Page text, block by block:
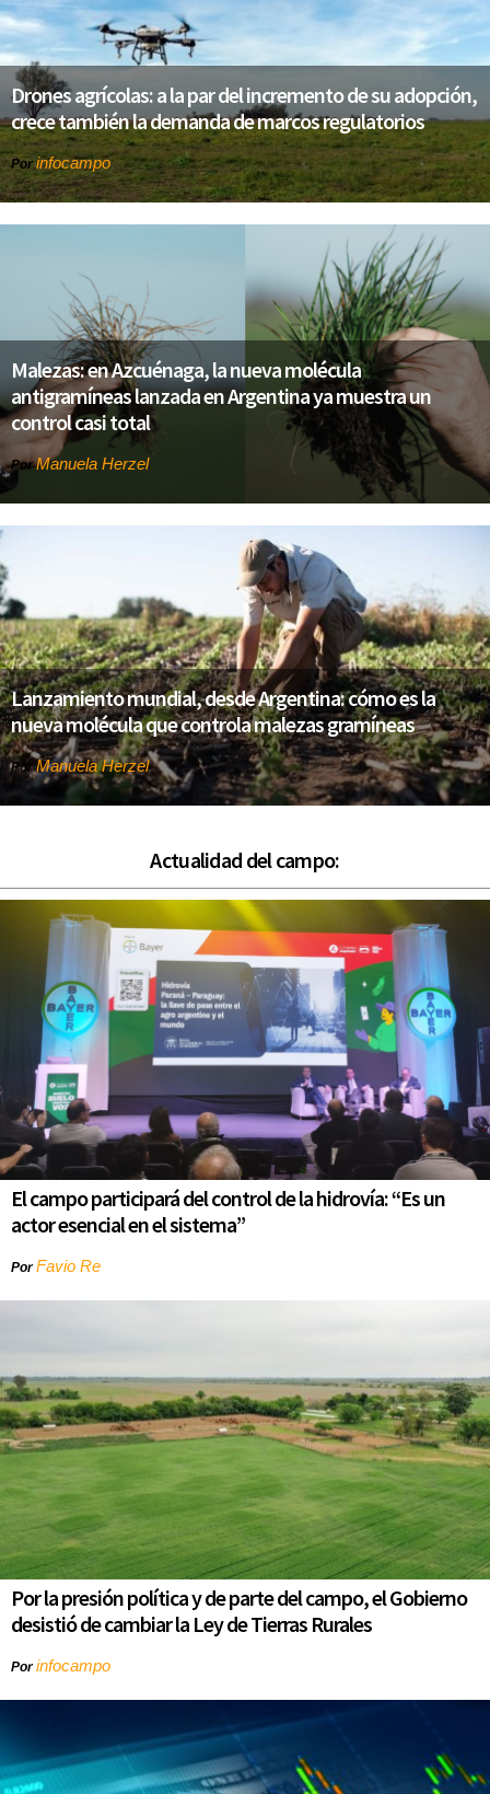
Drones agrícolas: a la par del incremento de su adopción,
crece también la demanda de marcos regulatorios
Porinfocampo
Malezas: en Azcuénaga, la nueva molécula
antigramíneas lanzada en Argentina ya muestra un
control casi total
PorManuela Herzel
Lanzamiento mundial, desde Argentina: cómo es la
nueva molécula que controla malezas gramíneas
PorManuela Herzel
Actualidad del campo:
El campo participará del control de la hidrovía: “Es un
actor esencial en el sistema”
PorFavio Re
Por la presión política y de parte del campo, el Gobierno
desistió de cambiar la Ley de Tierras Rurales
Porinfocampo